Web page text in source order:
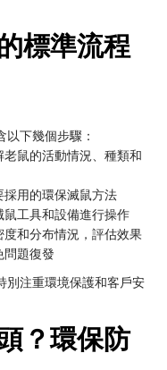
標準流程
下幾個步驟：
老鼠的活動情況、種類和
採用的環保滅鼠方法
鼠工具和設備進行操作
度和分布情況，評估效果
問題復發
別注重環境保護和客戶安
？環保防